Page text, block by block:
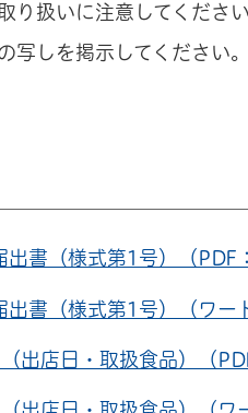
り扱いに注意してください
写しを掲示してください。
出書（様式第1号）（PDF
出書（様式第1号）（ワー
出店日・取扱食品）（